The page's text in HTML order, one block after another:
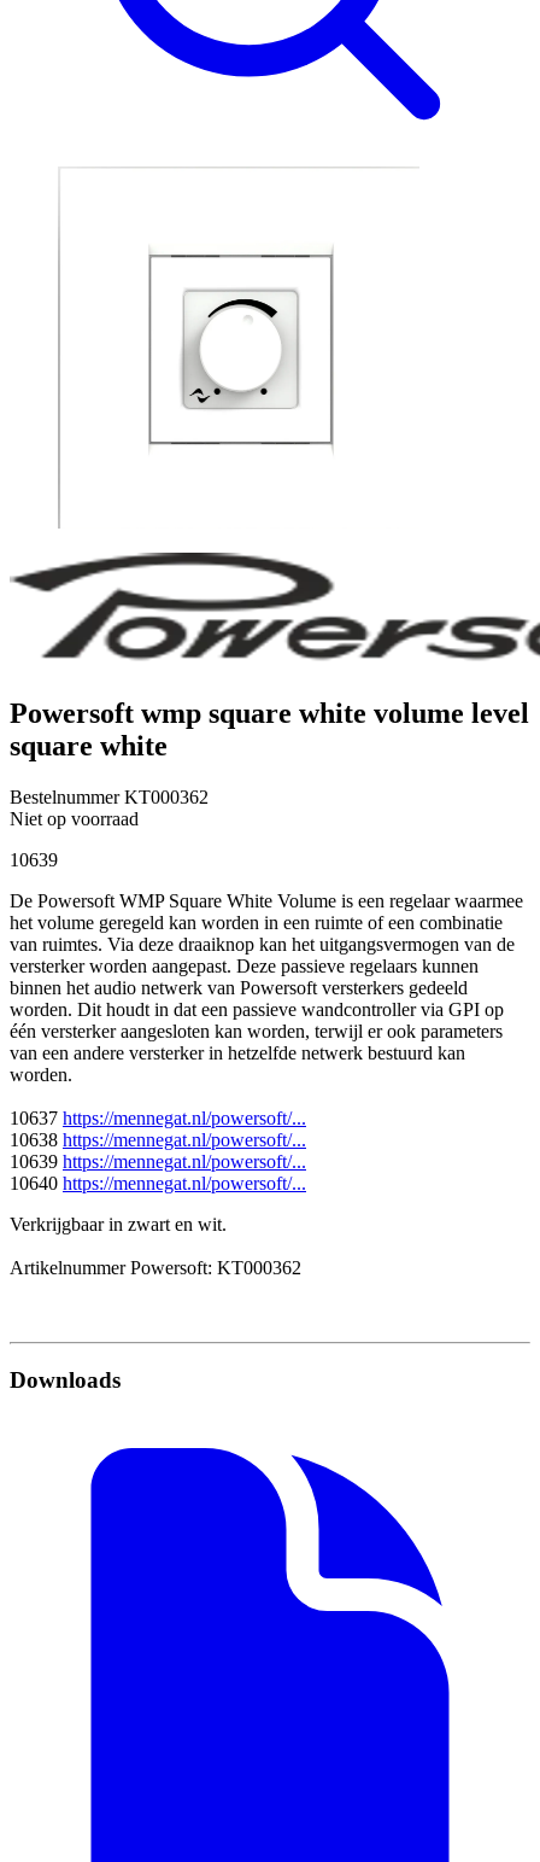
Powersoft wmp square white volume level
square white
BestelnummerKT000362
Niet op voorraad
10639
De Powersoft WMP Square White Volume is een regelaar waarmee
het volume geregeld kan worden in een ruimte of een combinatie
van ruimtes. Via deze draaiknop kan het uitgangsvermogen van de
versterker worden aangepast. Deze passieve regelaars kunnen
binnen het audio netwerk van Powersoft versterkers gedeeld
worden. Dit houdt in dat een passieve wandcontroller via GPI op
één versterker aangesloten kan worden, terwijl er ook parameters
van een andere versterker in hetzelfde netwerk bestuurd kan
worden.
10637 https://mennegat.nl/powersoft/...
10638 https://mennegat.nl/powersoft/...
10639 https://mennegat.nl/powersoft/...
10640 https://mennegat.nl/powersoft/...
Verkrijgbaar in zwart en wit.
Artikelnummer Powersoft: KT000362
Downloads